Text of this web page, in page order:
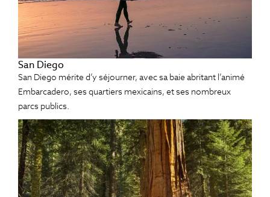
San Diego
San Diego mérite d’y séjourner, avec sa baie abritant l’animé
Embarcadero, ses quartiers mexicains, et ses nombreux
parcs publics.